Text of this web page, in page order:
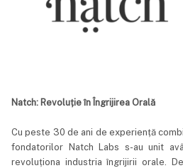
Natch: Revoluție în Îngrijirea Orală
Cu peste 30 de ani de experiență
fondatorilor Natch Labs s-au unit
revoluționa industria îngrijirii orale.